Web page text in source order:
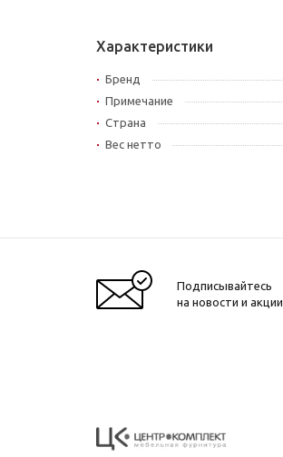
Характеристики
Бренд
Примечание
Страна
Вес нетто
Подписывайтесь
на новости и акции